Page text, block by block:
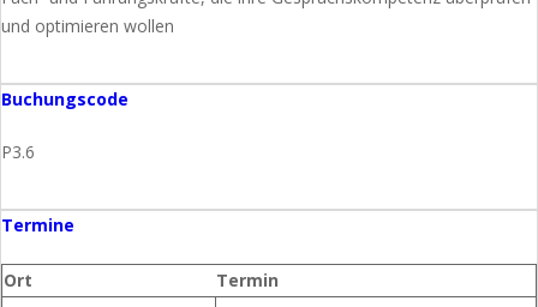
und optimieren wollen
Buchungscode
P3.6
Termine
Ort
Termin